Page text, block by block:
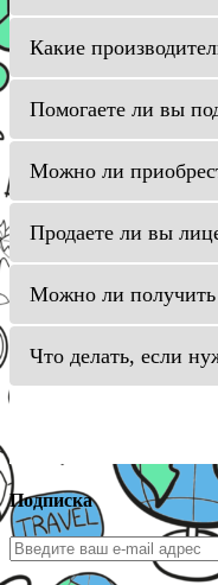
Какие
Помогаете ли вы
Можно ли
Продаете ли вы
Можно ли получить
Что делать, если
Подписка